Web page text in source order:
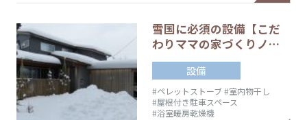
雪国に必須の設備【こだ
わりママの家づくりノ…
設備
#ペレットストーブ#室内物干し
#屋根付き駐車スペース
#浴室暖房乾燥機